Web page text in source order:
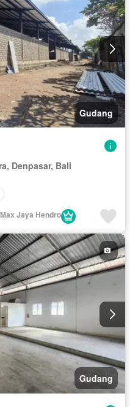
Gudang
Denpasar, Bali
Jaya Hendro
Gudang